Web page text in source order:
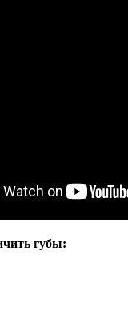
губы: